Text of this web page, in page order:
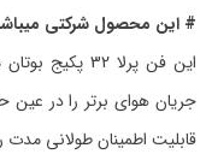
# این محصول شرکتی
این فن پرلا
جریان هوای برتر را در عین
قابلیت اطمینان طولانی